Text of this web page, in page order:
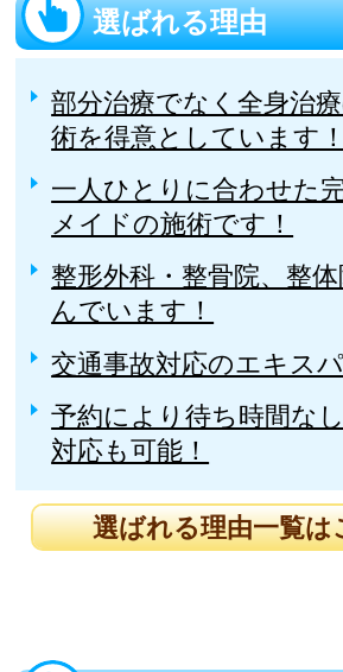
選ばれる理由
部分治療でなく全身治
術を得意としています！
一人ひとりに合わせた
メイドの施術です！
整形外科・整骨院、整
んでいます！
交通事故対応のエキス
予約により待ち時間な
対応も可能！
選ばれる理由一覧は